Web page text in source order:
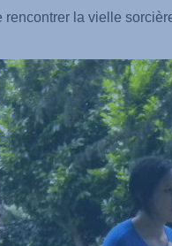
rencontrer la vielle